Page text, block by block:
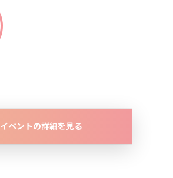
イベントの詳細を見る